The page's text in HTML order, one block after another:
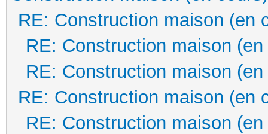
RE: Construction maison (en
RE: Construction maison
RE: Construction maison
RE: Construction maison (en
RE: Construction maison